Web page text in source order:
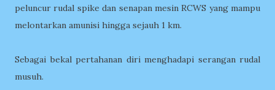
peluncur rudal spike dan senapan mesin RCWS yang mampu
melontarkan amunisi hingga sejauh 1 km.
Sebagai bekal pertahanan diri menghadapi serangan rudal
musuh.